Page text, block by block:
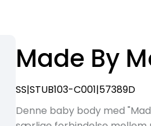
Made By
SS|STUB103-C001|57389D
Denne baby body med